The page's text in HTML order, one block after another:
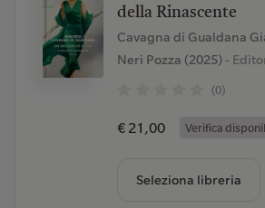
della Rinascente
Cavagna di Gualdana
Neri Pozza (2025)-
(0)
€ 21,00 Verifica
Seleziona libreria